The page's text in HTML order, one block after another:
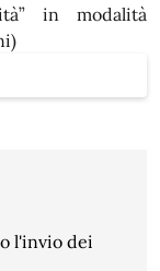
in modalità
l'invio dei